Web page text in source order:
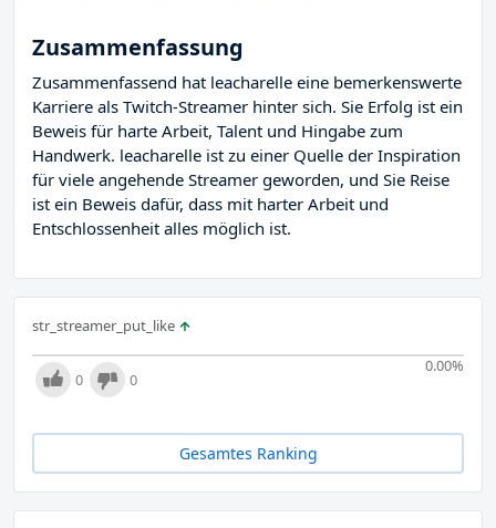
Zusammenfassung
Zusammenfassend hat leacharelle eine bemerkenswerte
Karriere als Twitch-Streamer hinter sich. Sie Erfolg ist ein
Beweis für harte Arbeit, Talent und Hingabe zum
Handwerk. leacharelle ist zu einer Quelle der Inspiration
für viele angehende Streamer geworden, und Sie Reise
ist ein Beweis dafür, dass mit harter Arbeit und
Entschlossenheit alles möglich ist.
str_streamer_put_like
0.00%
0 0
Gesamtes Ranking